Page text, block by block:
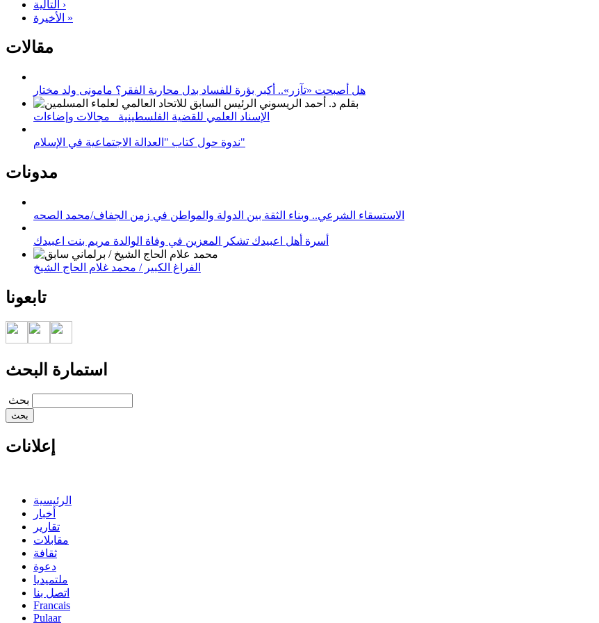
التالية ›
الأخيرة »
مقالات
هل أصبحت «تآزر».. أكبر بؤرة للفساد بدل محاربة الفقر؟ مامونى ولد مختار
الإسناد العلمي للقضية الفلسطينية_ مجالات وإضاءات
ندوة حول كتاب "العدالة الاجتماعية في الإسلام"
مدونات
الاستسقاء الشرعي.. وبناء الثقة بين الدولة والمواطن في زمن الجفاف/محمد الصحه
أسرة أهل اعبيدك تشكر المعزين في وفاة الوالدة مريم بنت اعبيدك
الفراغ الكبير / محمد غلام الحاج الشيخ
تابعونا
استمارة البحث
‏بحث ‏
إعلانات
الرئيسية
أخبار
تقارير
مقابلات
ثقافة
دعوة
ملتميديا
اتصل بنا
Francais
Pulaar